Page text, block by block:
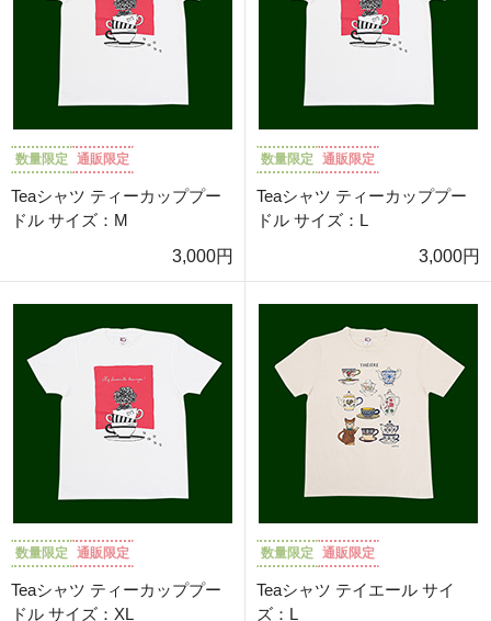
数量限定 通販限定
Teaシャツ ティーカッププー
ドル サイズ：M
3,000円
数量限定 通販限定
Teaシャツ ティーカッププー
ドル サイズ：L
3,000円
数量限定 通販限定
Teaシャツ ティーカッププー
ドル サイズ：XL
数量限定 通販限定
Teaシャツ テイエール サイ
ズ：L